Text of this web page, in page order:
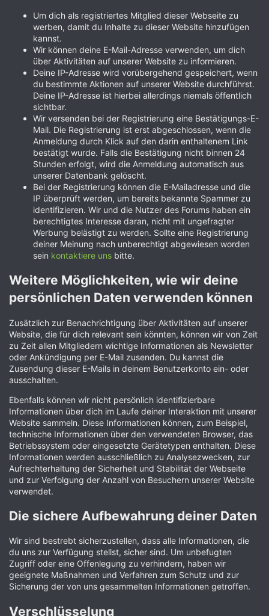
Um dich als registriertes Mitglied dieser Webseite zu
werben, damit du Inhalte zu dieser Website hinzufügen
kannst.
Wir können deine E-Mail-Adresse verwenden, um dich
über Aktivitäten auf unserer Website zu informieren.
Deine IP-Adresse wird vorübergehend gespeichert, wenn
du bestimmte Aktionen auf unserer Website durchführst.
Deine IP-Adresse ist hierbei allerdings niemals öffentlich
sichtbar.
Wir versenden bei der Registrierung eine Bestätigungs-E-
Mail. Die Registrierung ist erst abgeschlossen, wenn die
Anmeldung durch Klick auf den darin enthaltenem Link
bestätigt wurde. Falls die Bestätigung nicht binnen 24
Stunden erfolgt, wird die Anmeldung automatisch aus
unserer Datenbank gelöscht.
Bei der Registrierung können die E-Mailadresse und die
IP überprüft werden, um bereits bekannte Spammer zu
identifizieren. Wir und die Nutzer des Forums haben ein
berechtigtes Interesse daran, nicht mit ungefragter
Werbung belästigt zu werden. Sollte eine Registrierung
deiner Meinung nach unberechtigt abgewiesen worden
sein kontaktiere uns bitte.
Weitere Möglichkeiten, wie wir deine
persönlichen Daten verwenden können
Zusätzlich zur Benachrichtigung über Aktivitäten auf unserer
Website, die für dich relevant sein könnten, können wir von Zeit
zu Zeit allen Mitgliedern wichtige Informationen als Newsletter
oder Ankündigung per E-Mail zusenden. Du kannst die
Zusendung dieser E-Mails in deinem Benutzerkonto ein- oder
ausschalten.
Ebenfalls können wir nicht persönlich identifizierbare
Informationen über dich im Laufe deiner Interaktion mit unserer
Website sammeln. Diese Informationen können, zum Beispiel,
technische Informationen über den verwendeten Browser, das
Betriebssystem oder eingesetzte Gerätetypen enthalten. Diese
Informationen werden ausschließlich zu Analysezwecken, zur
Aufrechterhaltung der Sicherheit und Stabilität der Webseite
und zur Verfolgung der Anzahl von Besuchern unserer Website
verwendet.
Die sichere Aufbewahrung deiner Daten
Wir sind bestrebt sicherzustellen, dass alle Informationen, die
du uns zur Verfügung stellst, sicher sind. Um unbefugten
Zugriff oder eine Offenlegung zu verhindern, haben wir
geeignete Maßnahmen und Verfahren zum Schutz und zur
Sicherung der von uns gesammelten Informationen getroffen.
Verschlüsselung